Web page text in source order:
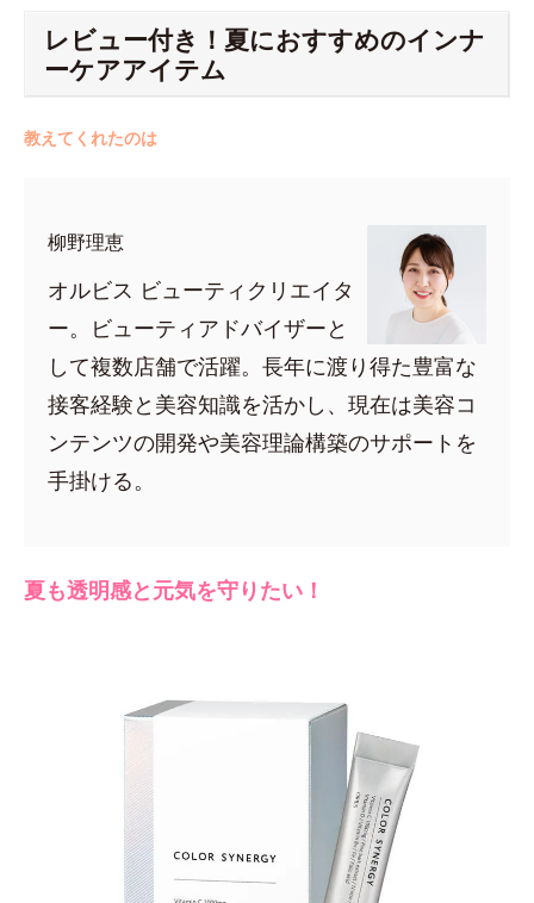
レビュー付き！夏におすすめのインナ
ーケアアイテム
教えてくれたのは
柳野理恵
オルビス ビューティクリエイタ
ー。ビューティアドバイザーと
して複数店舗で活躍。長年に渡り得た豊富な
接客経験と美容知識を活かし、現在は美容コ
ンテンツの開発や美容理論構築のサポートを
手掛ける。
夏も透明感と元気を守りたい！